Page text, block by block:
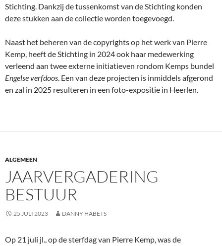
Stichting. Dankzij de tussenkomst van de Stichting konden
deze stukken aan de collectie worden toegevoegd.
Naast het beheren van de copyrights op het werk van Pierre
Kemp, heeft de Stichting in 2024 ook haar medewerking
verleend aan twee externe initiatieven rondom Kemps bundel
Engelse verfdoos. Een van deze projecten is inmiddels afgerond
en zal in 2025 resulteren in een foto-expositie in Heerlen.
ALGEMEEN
JAARVERGADERING
BESTUUR
25 JULI 2023 DANNY HABETS
Op 21 juli jl., op de sterfdag van Pierre Kemp, was de